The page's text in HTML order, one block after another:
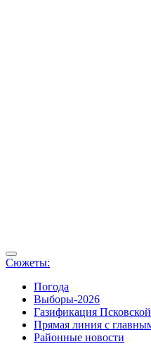
Сюжеты:
Погода
Выборы-2026
Газификация
Прямая линия с
Районные новости